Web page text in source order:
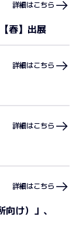
詳細はこちら
春】出展
詳細はこちら
詳細はこちら
詳細はこちら
向け）」、